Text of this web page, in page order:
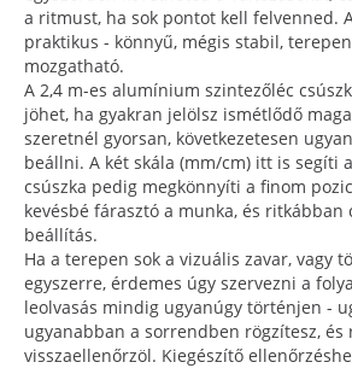
a ritmust, ha sok pontot kell felvenned.
praktikus - könnyű, mégis stabil,
mozgatható.
A 2,4 m-es alumínium szintezőléc
jöhet, ha gyakran jelölsz ismétlődő
szeretnél gyorsan, következetesen
beállni. A két skála (mm/cm) itt is segíti
csúszka pedig megkönnyíti a finom
kevésbé fárasztó a munka, és ritkábban
beállítás.
Ha a terepen sok a vizuális zavar, vagy
egyszerre, érdemes úgy szervezni a
leolvasás mindig ugyanúgy történjen -
ugyanabban a sorrendben rögzítesz, és
visszaellenőrzöl. Kiegészítő